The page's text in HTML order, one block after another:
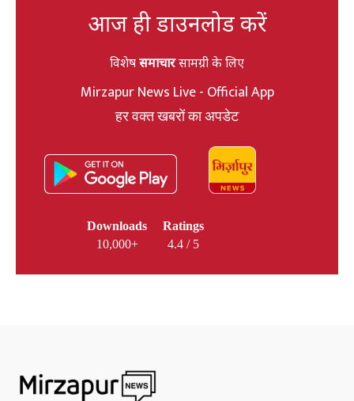
आज ही डाउनलोड करें
विशेषसमाचारसामग्री के लिए
Mirzapur News Live - Official App
हर वक्त खबरों का अपडेट
Downloads
10,000+
Ratings
4.4 / 5